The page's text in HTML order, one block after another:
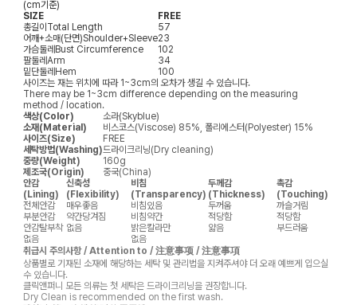
(cm기준)
SIZE
FREE
총길이 Total Length
57
어깨+소매(단면)Shoulder+Sleeve23
가슴둘레 Bust Circumference
102
팔둘레 Arm
34
밑단둘레 Hem
100
사이즈는 재는 위치에 따라 1~3cm의 오차가 생길 수 있습니다.
There may be 1~3cm difference depending on the measuring
method / location.
색상(Color)
소라(Skyblue)
소재(Material)
비스코스(Viscose) 85%, 폴리에스터(Polyester) 15%
사이즈(Size)
FREE
세탁방법(Washing)드라이크리닝(Dry cleaning)
중량(Weight)
160g
제조국(Origin)
중국(China)
안감
(Lining)
신축성
(Flexibility)
비침
(Transparency)
두께감
(Thickness)
촉감
(Touching)
전체안감
매우좋음 비침있음 두꺼움
까슬거림
부분안감
약간당겨짐 비침약간 적당함
적당함
안감탈부착 없음 밝은칼라만 얇음
부드러움
없음
없음
취급시 주의사항 / Attention to / 注意事项 / 注意事項
상품별로 기재된 소재에 해당하는 세탁 및 관리법을 지켜주셔야 더 오래 예쁘게 입으실
수 있습니다.
클릭앤퍼니 모든 의류는 첫 세탁은 드라이크리닝을 권장합니다.
Dry Clean is recommended on the first wash.